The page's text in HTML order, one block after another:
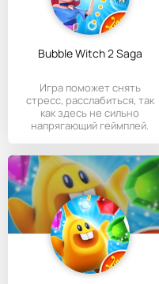
Bubble Witch 2 Saga
Игра поможет снять
стресс, расслабиться, так
как здесь не сильно
напрягающий геймплей.